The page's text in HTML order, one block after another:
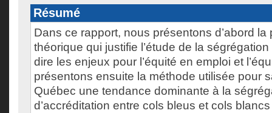
Résumé
Dans ce rapport, nous présentons d’abord la
théorique qui justifie l’étude de la ségrégation
dire les enjeux pour l’équité en emploi et
présentons ensuite la méthode utilisée pour
Québec une tendance dominante à la
d’accréditation entre cols bleus et cols